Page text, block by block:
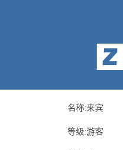
名称:来宾
等级:游客